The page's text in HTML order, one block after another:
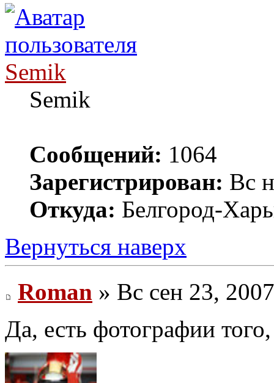
Semik
Semik
Сообщений: 1064
Зарегистрирован: Вс
Откуда: Белгород-
Вернуться наверх
Roman » Вс сен 23,
Да, есть фотографии